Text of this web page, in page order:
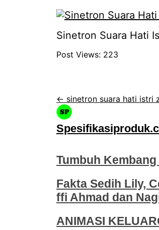
Sinetron Suara Hati
Post Views: 223
← sinetron suara hati istri
Tumbuh
Fakta Sedih Lily,
ffi Ahmad dan
ANIMASI